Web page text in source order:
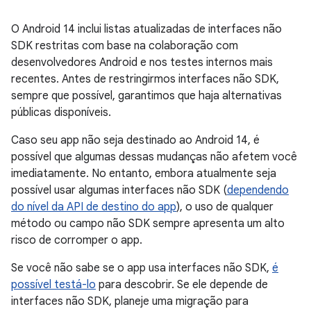
O Android 14 inclui listas atualizadas de interfaces não
SDK restritas com base na colaboração com
desenvolvedores Android e nos testes internos mais
recentes. Antes de restringirmos interfaces não SDK,
sempre que possível, garantimos que haja alternativas
públicas disponíveis.
Caso seu app não seja destinado ao Android 14, é
possível que algumas dessas mudanças não afetem você
imediatamente. No entanto, embora atualmente seja
possível usar algumas interfaces não SDK (dependendo
do nível da API de destino do app), o uso de qualquer
método ou campo não SDK sempre apresenta um alto
risco de corromper o app.
Se você não sabe se o app usa interfaces não SDK, é
possível testá-lo para descobrir. Se ele depende de
interfaces não SDK, planeje uma migração para